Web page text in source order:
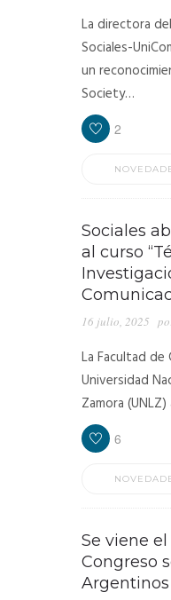
La directora
Sociales-
un
Society…
2
Sociales
al curso
16 julio, 2025
La Facultad de
Universidad
Zamora
6
Se viene
Congreso